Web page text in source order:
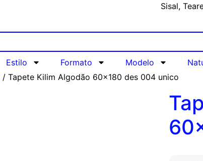
Sisal,
Estilo Formato Modelo
/ Tapete Kilim Algodão 60×180 des 004 unico